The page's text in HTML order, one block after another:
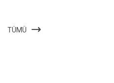
TÜMÜ